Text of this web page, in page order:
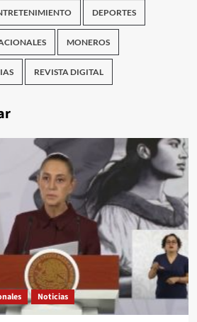
DEPORTES
MONEROS
REVISTA DIGITAL
Noticias